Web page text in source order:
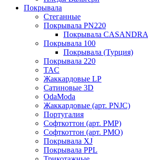
Покрывала
Стеганные
Покрывала PN220
Покрывала CASANDRA
Покрывала 100
Покрывала (Турция)
Покрывала 220
TAC
Жаккардовые LP
Сатиновые 3D
OdaModa
Жаккардовые (арт. PNJC)
Португалия
Софткоттон (арт. PMP)
Софткоттон (арт. PMO)
Покрывала XJ
Покрывала PPL